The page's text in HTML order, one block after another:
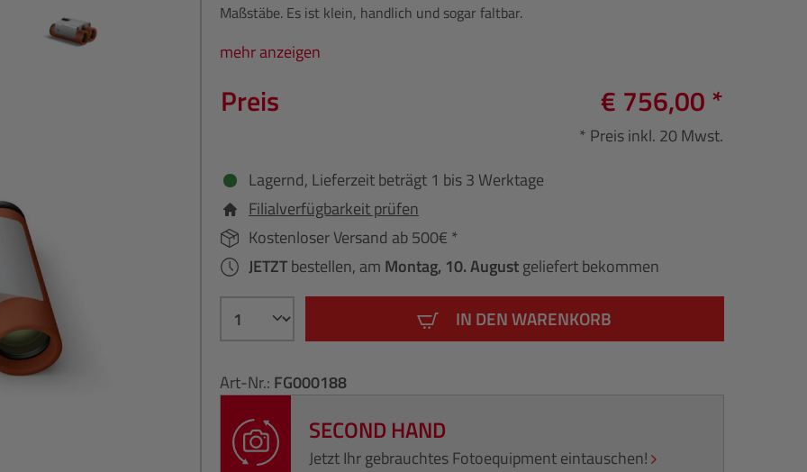
Maßstäbe. Es ist klein, handlich und sogar faltbar.
mehr anzeigen
Preis € 756,00 *
* Preis inkl. 20 Mwst.
Lagernd, Lieferzeit beträgt 1 bis 3 Werktage
Filialverfügbarkeit prüfen
Kostenloser Versand ab 500€ *
JETZTbestellen, am Montag, 10. Augustgeliefert bekommen
IN DEN WARENKORB
Art-Nr.: FG000188
SECOND HAND
Jetzt Ihr gebrauchtes Fotoequipment eintauschen!